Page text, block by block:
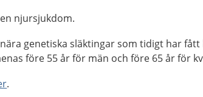
njursjukdom.
genetiska släktingar som tidigt har
före 55 år för män och före 65 år för
.